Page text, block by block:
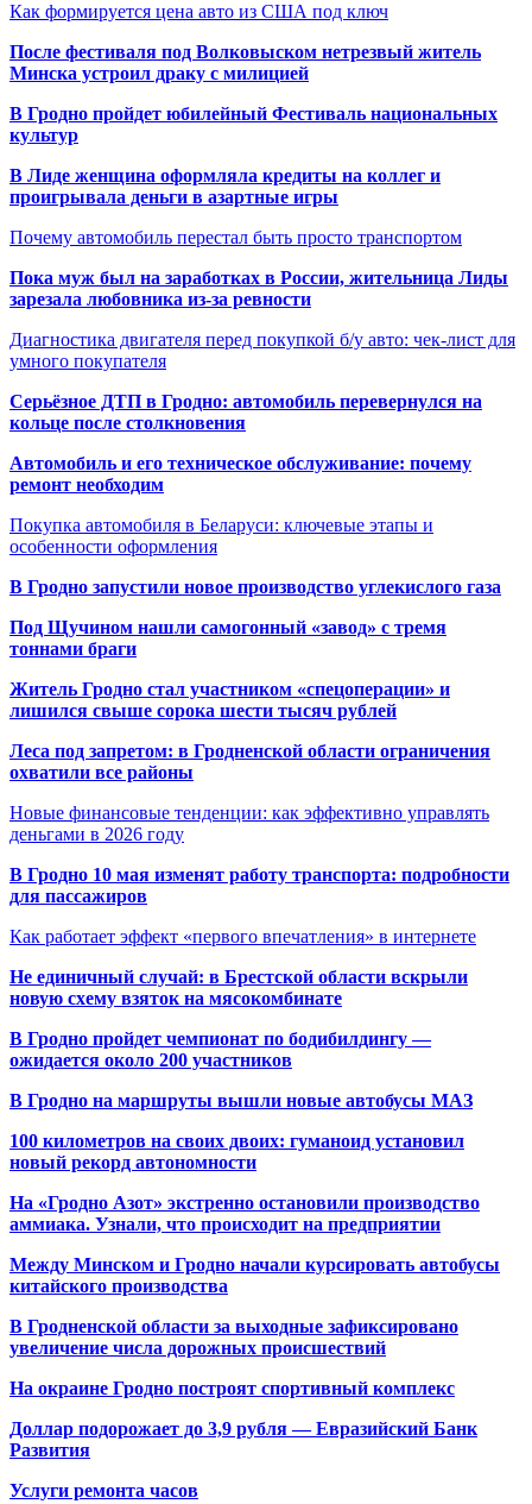
Как формируется цена авто из США под ключ
После фестиваля под Волковыском нетрезвый житель
Минска устроил драку с милицией
В Гродно пройдет юбилейный Фестиваль национальных
культур
В Лиде женщина оформляла кредиты на коллег и
проигрывала деньги в азартные игры
Почему автомобиль перестал быть просто транспортом
Пока муж был на заработках в России, жительница Лиды
зарезала любовника из-за ревности
Диагностика двигателя перед покупкой б/у авто: чек-лист для
умного покупателя
Серьёзное ДТП в Гродно: автомобиль перевернулся на
кольце после столкновения
Автомобиль и его техническое обслуживание: почему
ремонт необходим
Покупка автомобиля в Беларуси: ключевые этапы и
особенности оформления
В Гродно запустили новое производство углекислого газа
Под Щучином нашли самогонный «завод» с тремя
тоннами браги
Житель Гродно стал участником «спецоперации» и
лишился свыше сорока шести тысяч рублей
Леса под запретом: в Гродненской области ограничения
охватили все районы
Новые финансовые тенденции: как эффективно управлять
деньгами в 2026 году
В Гродно 10 мая изменят работу транспорта: подробности
для пассажиров
Как работает эффект «первого впечатления» в интернете
Не единичный случай: в Брестской области вскрыли
новую схему взяток на мясокомбинате
В Гродно пройдет чемпионат по бодибилдингу —
ожидается около 200 участников
В Гродно на маршруты вышли новые автобусы МАЗ
100 километров на своих двоих: гуманоид установил
новый рекорд автономности
На «Гродно Азот» экстренно остановили производство
аммиака. Узнали, что происходит на предприятии
Между Минском и Гродно начали курсировать автобусы
китайского производства
В Гродненской области за выходные зафиксировано
увеличение числа дорожных происшествий
На окраине Гродно построят спортивный комплекс
Доллар подорожает до 3,9 рубля — Евразийский Банк
Развития
Услуги ремонта часов